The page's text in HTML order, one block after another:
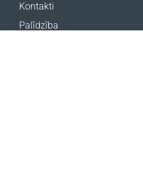
Kontakti
Palīdzība